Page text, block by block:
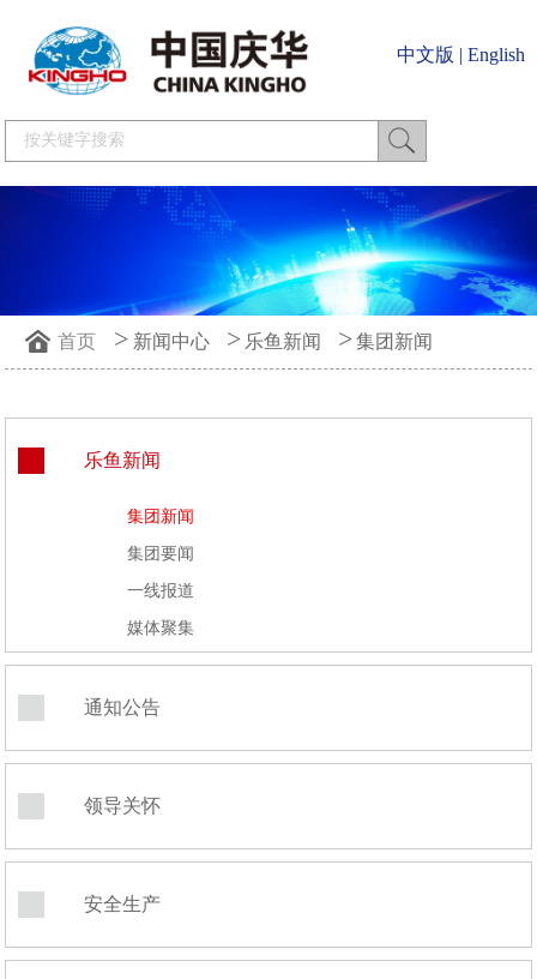
中文版 | English
首页 > 新闻中心 > 乐鱼新闻 > 集团新闻
乐鱼新闻
集团新闻
集团要闻
一线报道
媒体聚集
通知公告
领导关怀
安全生产